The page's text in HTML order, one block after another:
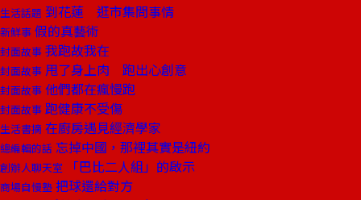
生活話題 到花蓮 逛市集問事情
新鮮事 假的真藝術
封面故事 我跑故我在
封面故事 甩了身上肉 跑出心創意
封面故事 他們都在瘋慢跑
封面故事 跑健康不受傷
生活書摘 在廚房遇見經濟學家
總編輯的話 忘掉中國，那裡其實是紐約
創辦人聊天室 「巴比二人組」的啟示
商場自慢塾 把球還給對方